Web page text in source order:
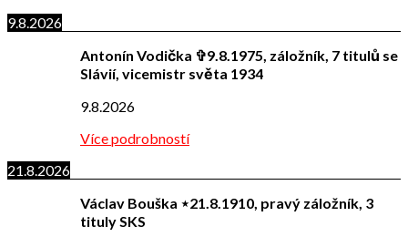
9.8.2026
Antonín Vodička ✞9.8.1975, záložník, 7 titulů se
Slávií, vicemistr světa 1934
9.8.2026
Více podrobností
21.8.2026
Václav Bouška ⋆21.8.1910, pravý záložník, 3
tituly SKS